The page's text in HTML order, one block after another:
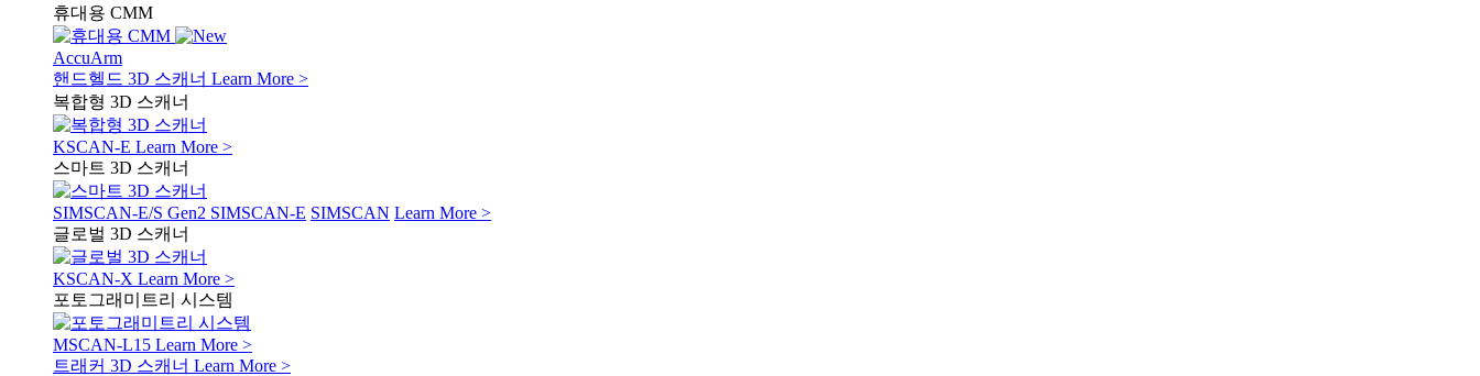
휴대용 CMM
AccuArm
핸드헬드 3D 스캐너 Learn More >
복합형 3D 스캐너
KSCAN-E Learn More >
스마트 3D 스캐너
SIMSCAN-E/S Gen2 SIMSCAN-E SIMSCAN Learn More >
글로벌 3D 스캐너
KSCAN-X Learn More >
포토그래미트리 시스템
MSCAN-L15 Learn More >
트래커 3D 스캐너 Learn More >